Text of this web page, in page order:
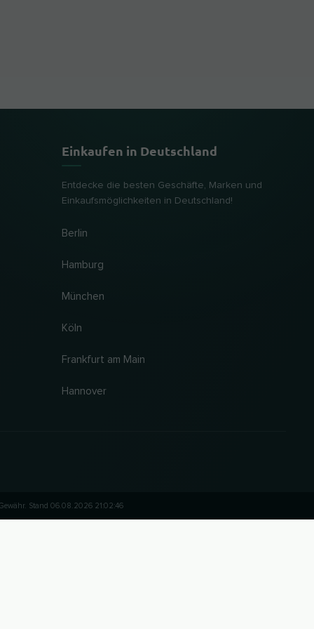
Einkaufen in Deutschland
Entdecke die besten Geschäfte, Marken und
Einkaufsmöglichkeiten in Deutschland!
Berlin
Hamburg
München
Köln
Frankfurt am Main
Hannover
Stand 06.08.2026 21:02:46